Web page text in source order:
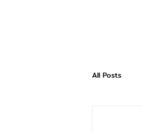
All Posts